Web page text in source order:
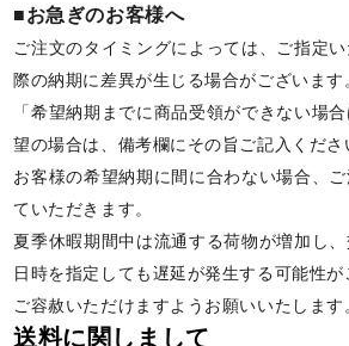
■お急ぎのお客様へ
ご注文のタイミングによっては、ご指定
際の納期に差異が生じる場合がございます
「希望納期までに商品受領ができない場
望の場合は、備考欄にその旨ご記入くださ
お客様の希望納期に間に合わない場合、
ていただきます。
夏季休暇期間中は流通する荷物が増加し
日時を指定しても遅延が発生する可能性が
ご容赦いただけますようお願いいたします
送料に関しまして